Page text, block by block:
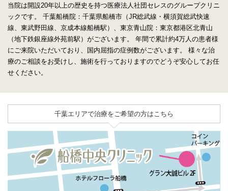
当院は開設20年以上の歴史を持つ医療法人社団セレスのグループクリニ
ックです。
千葉船橋院：千葉県船橋市（JR総武線・横須賀総武快速
線、東武野田線、京成本線船橋駅）、東京青山院：東京都港区北青山
（地下鉄銀座線外苑前駅）がございます。
年間で累計約4万人の患者様
にご来院いただいており、国内屈指の症例数がございます。
様々な治
療のご相談をお受けし、施術を行っておりますのでどうぞ安心してお任
せください。
千葉エリアで治療をご希望の方はこちら